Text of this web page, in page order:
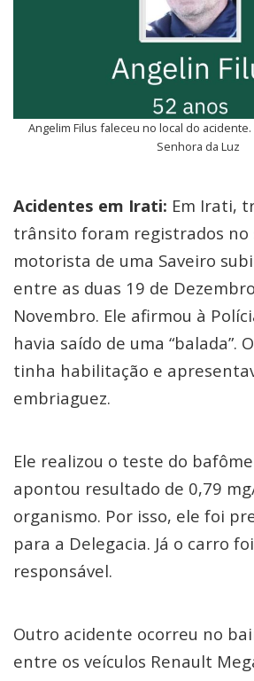
Angelim Filus faleceu no local do
Senhora da Luz
Acidentes em Irati: Em Irati,
trânsito foram registrados no
motorista de uma Saveiro
entre as duas 19 de
Novembro. Ele afirmou à
havia saído de uma “balada”.
tinha habilitação e
embriaguez.
Ele realizou o teste do
apontou resultado de 0,79
organismo. Por isso, ele foi
para a Delegacia. Já o carro
responsável.
Outro acidente ocorreu no
entre os veículos Renault